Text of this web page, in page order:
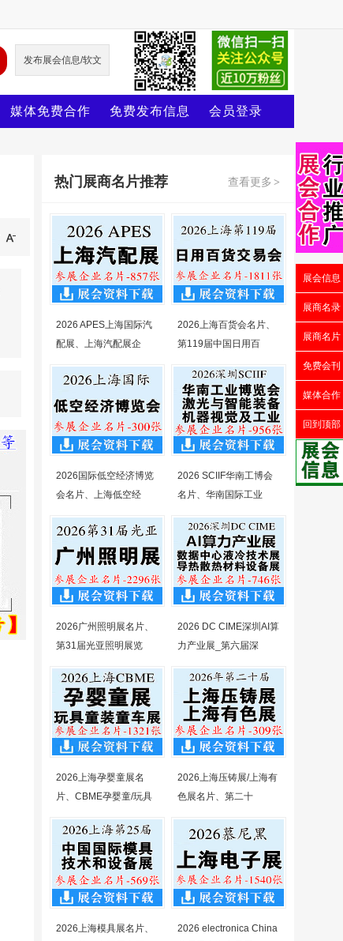
发布展会信息/软文
媒体免费合作 免费发布信息 会员登录
查看更多 >
热门展商名片推荐
2026 APES上海国际汽
配展、上海汽配展企
2026上海百货会名片、
第119届中国日用百
2026国际低空经济博览
会名片、上海低空经
2026 SCIIF华南工博会
名片、华南国际工业
2026广州照明展名片、
第31届光亚照明展览
2026 DC CIME深圳AI算
力产业展_第六届深
2026上海孕婴童展名
片、CBME孕婴童/玩具
2026上海压铸展/上海有
色展名片、第二十
2026上海模具展名片、
2026 electronica China
展会信息
展商名录
展商名片
免费会刊
媒体合作
回到顶部